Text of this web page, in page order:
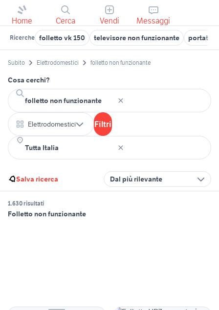
Home Cerca Vendi Messaggi
Ricerche folletto vk 150 televisore non funzionante portatile
Subito Elettrodomestici folletto non funzionante
Cosa cerchi?
Elettrodomestici Filtri
Salva ricerca Dal più rilevante
1.630 risultati
Folletto non funzionante